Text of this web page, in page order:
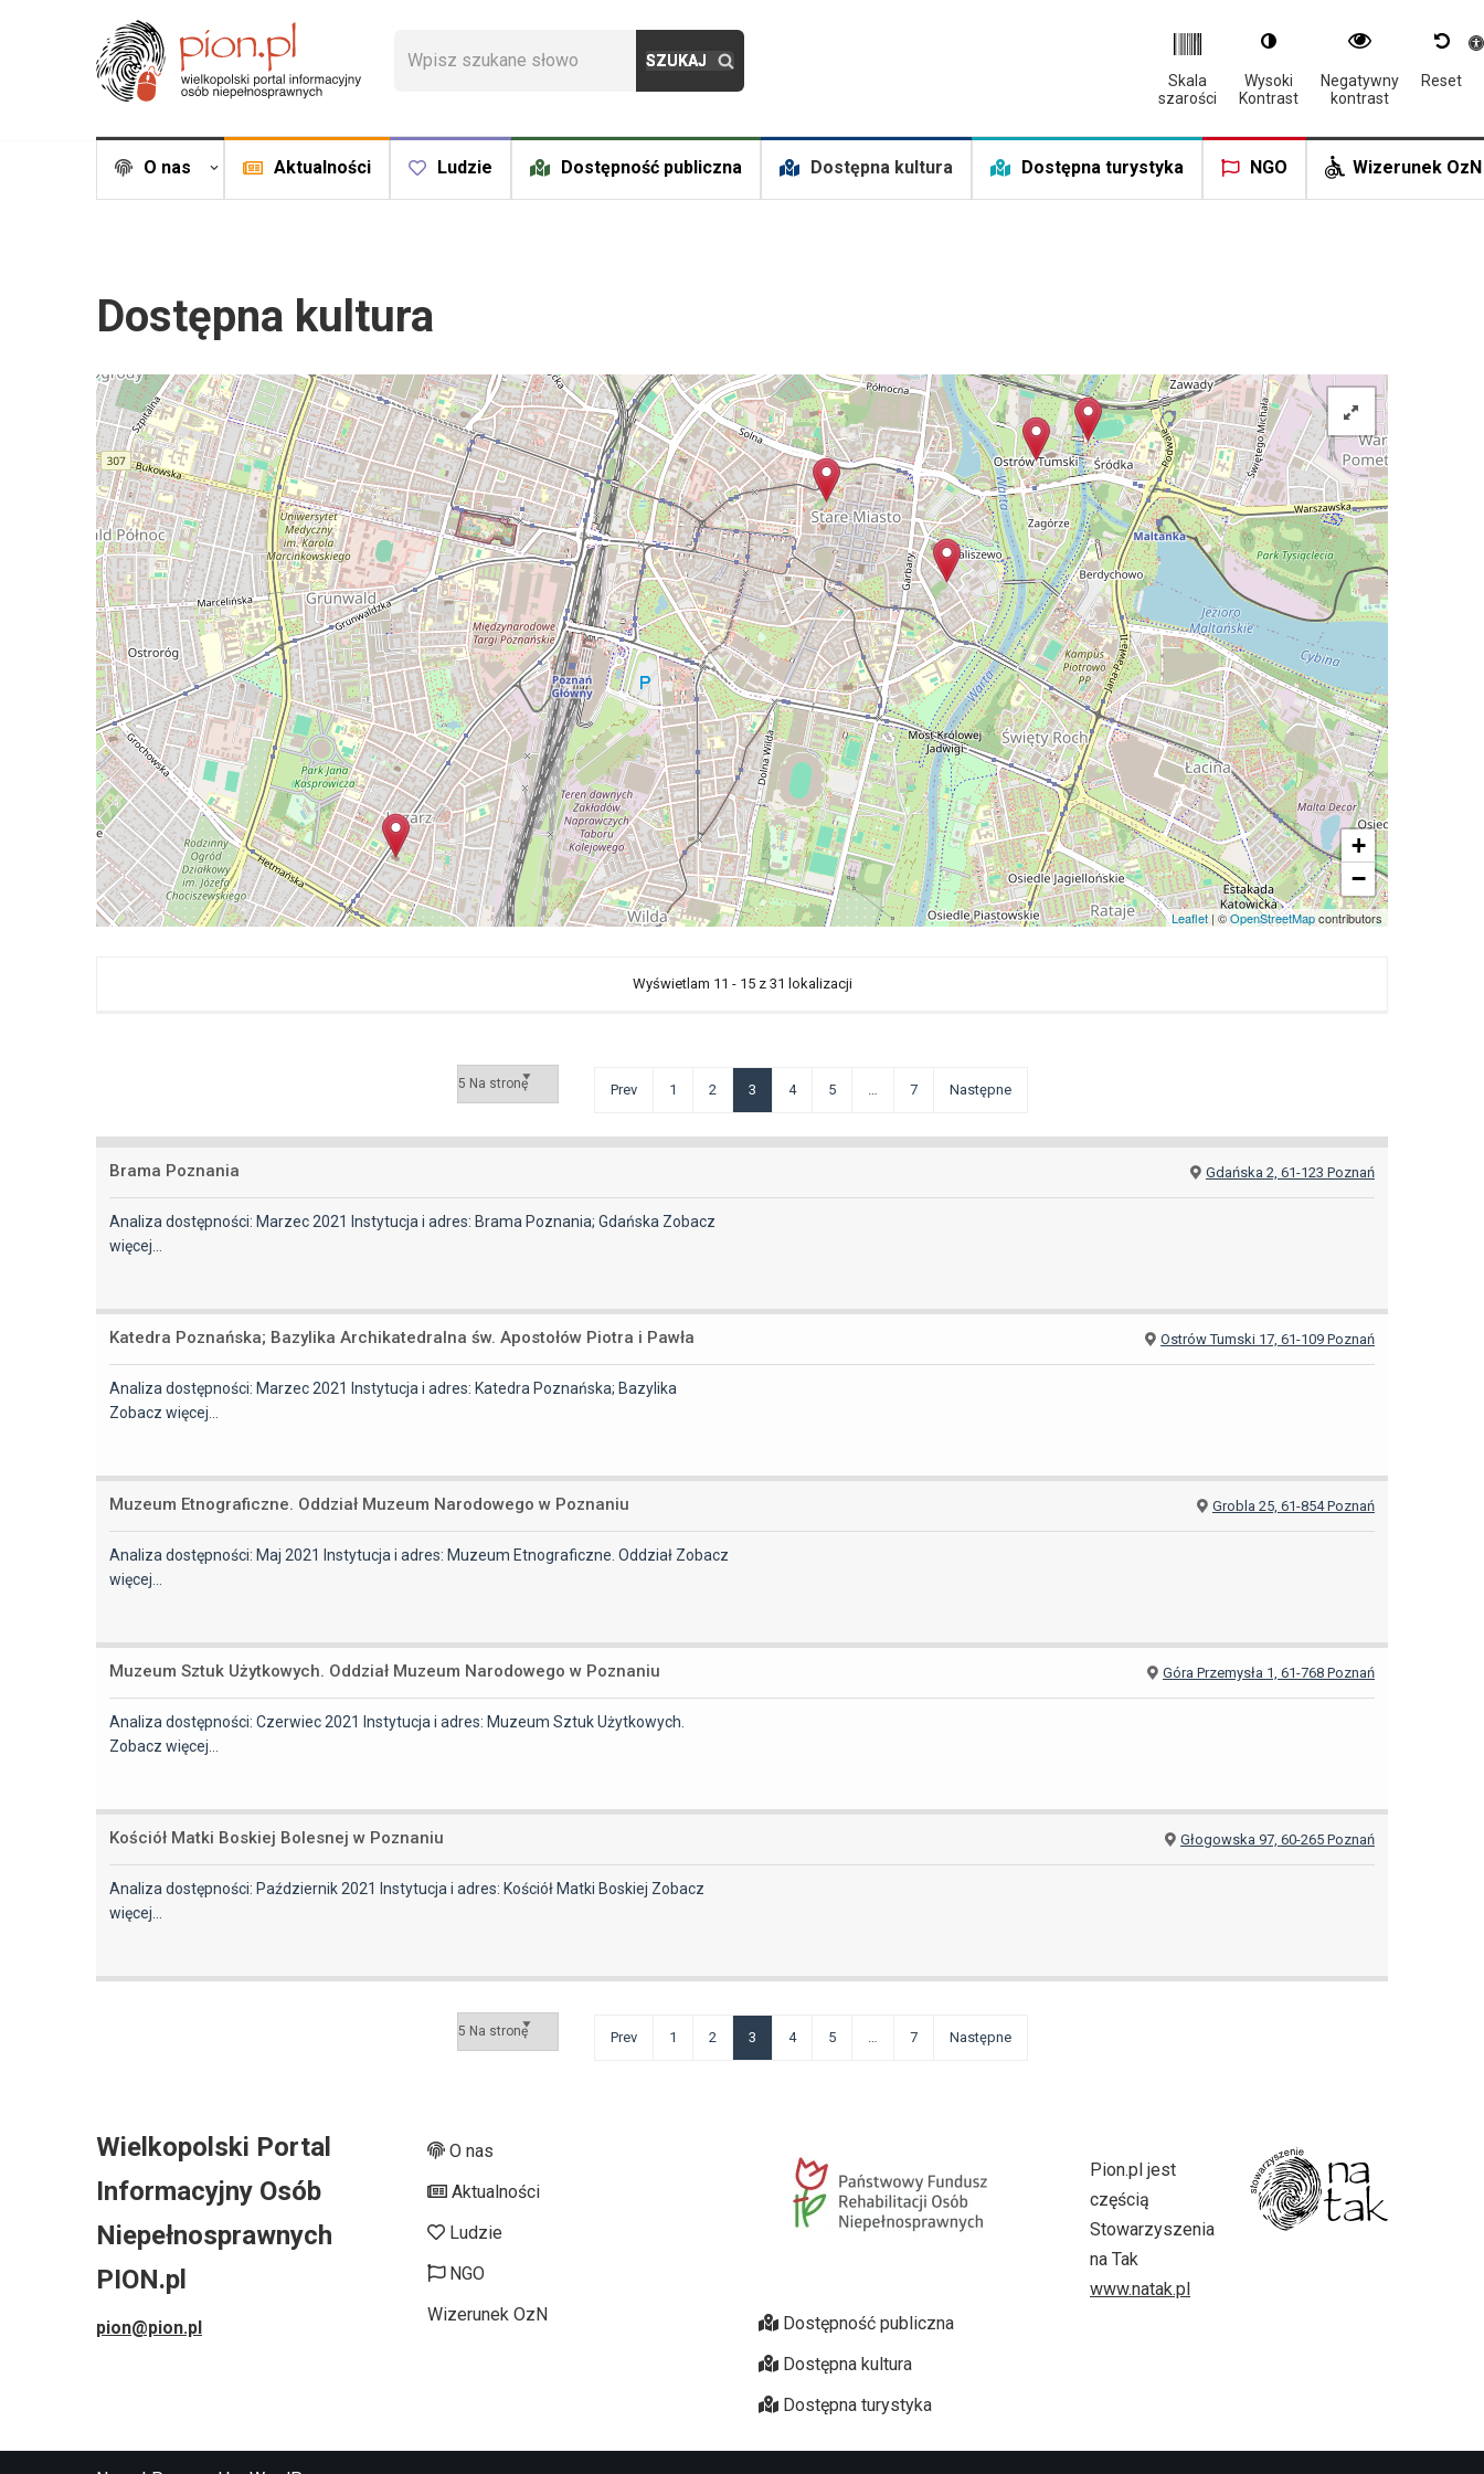
Skala
szarości
Wysoki
Kontrast
Negatywny
kontrast
Reset
O nas Aktualności Ludzie Dostępność publiczna Dostępna kultura Dostępna turystyka NGO Wizerunek OzN
Dostępna kultura
+
−
Leaflet | ©OpenStreetMapcontributors
Wyświetlam 11 - 15 z 31 lokalizacji
Prev 1 2 3 4 5 7 Następne
Brama Poznania Gdańska 2, 61-123 Poznań
Analiza dostępności: Marzec 2021 Instytucja i adres: Brama Poznania; Gdańska Zobacz
więcej…
Katedra Poznańska; Bazylika Archikatedralna św. Apostołów Piotra i Pawła Ostrów Tumski 17, 61-109 Poznań
Analiza dostępności: Marzec 2021 Instytucja i adres: Katedra Poznańska; Bazylika
Zobacz więcej…
Muzeum Etnograficzne. Oddział Muzeum Narodowego w Poznaniu Grobla 25, 61-854 Poznań
Analiza dostępności: Maj 2021 Instytucja i adres: Muzeum Etnograficzne. Oddział Zobacz
więcej…
Muzeum Sztuk Użytkowych. Oddział Muzeum Narodowego w Poznaniu Góra Przemysła 1, 61-768 Poznań
Analiza dostępności: Czerwiec 2021 Instytucja i adres: Muzeum Sztuk Użytkowych.
Zobacz więcej…
Kościół Matki Boskiej Bolesnej w Poznaniu Głogowska 97, 60-265 Poznań
Analiza dostępności: Październik 2021 Instytucja i adres: Kościół Matki Boskiej Zobacz
więcej…
Prev 1 2 3 4 5 7 Następne
Wielkopolski Portal
Informacyjny Osób
Niepełnosprawnych
PION.pl
pion@pion.pl
O nas
Aktualności
Ludzie
NGO
Wizerunek OzN
Dostępność publiczna
Dostępna kultura
Dostępna turystyka
Pion.pl jest
częścią
Stowarzyszenia
na Tak
www.natak.pl